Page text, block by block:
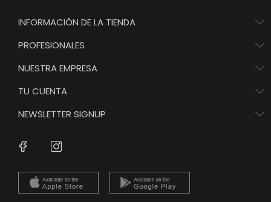
INFORMACIÓN DE LA TIENDA
PROFESIONALES
NUESTRA EMPRESA
TU CUENTA
NEWSLETTER SIGNUP
Facebook